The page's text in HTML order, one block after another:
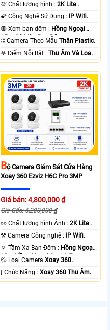
💯 Chất lượng hình :2K Lite .
🌠 Công Nghệ Sử Dụng :
IP Wifi.
🔴 Xem ban đêm : Hồng Ngoại
15m Có Màu Ban Ðêm.
⛓ Camera Theo MẫuThân Plastic.
️☣️ Điểm Nỗi Bật :Thu Âm Và Loa.
BỘ Camera Giám Sát Cửa Hàng
Xoay 360 Ezviz H6C Pro 3MP
Giá bán: 4,800,000 ₫
Giá Gốc: 6,200,000 ₫
️👀 Chất lượng hình Ảnh :2K Lite .
⚒ Camera Công nghệ :
IP Wifi.
🔅 Tầm Xa Ban Đêm : Hồng Ngoại
10m Hồng Ngoại Smart IR.
💦 Loại CameraXoay 360.
️ƒ Chức Năng :Xoay 360 Thu Âm.